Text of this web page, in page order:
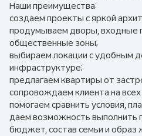
Наши преимущества:
создаем проекты с яркой
продумываем дворы, входные
общественные зоны;
выбираем локации с удобным
инфраструктуре;
предлагаем квартиры от
сопровождаем клиента на всех
помогаем сравнить условия,
даем возможность выполнить
бюджет, состав семьи и образ